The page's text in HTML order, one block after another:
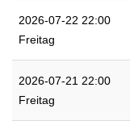
2026-07-22 22:00
Freitag
2026-07-21 22:00
Freitag